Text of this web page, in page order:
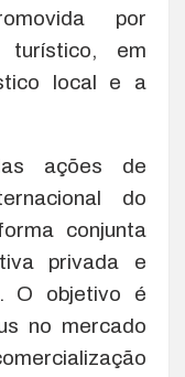
por
turístico, em
local e a
ações de
do
conjunta
privada e
O objetivo é
no mercado